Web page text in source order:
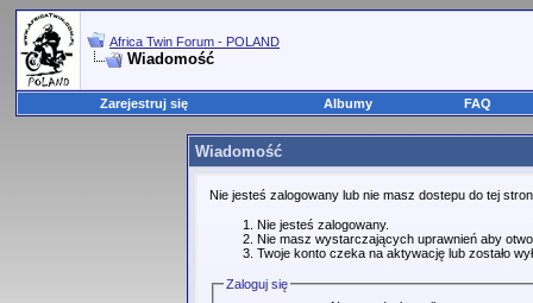
Africa Twin Forum - POLAND
Wiadomość
Zarejestruj się Albumy FAQ
Wiadomość
Nie jesteś zalogowany lub nie masz dostepu do tej
Nie jesteś zalogowany.
Nie masz wystarczających uprawnień aby
Twoje konto czeka na aktywację lub zostało
Zaloguj się